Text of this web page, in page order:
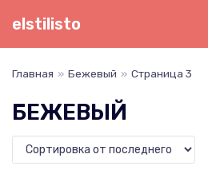
Перейти
elstilisto
Главная » Бежевый » Страница 3
БЕЖЕВЫЙ